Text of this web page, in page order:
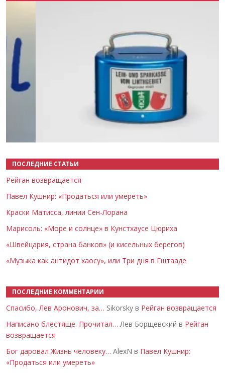
ПОСЛЕДНИЕ СТАТЬИ
Рейган возвращается
Павел Кушнир: «Продаться или умереть»
Краски Матисса, линии Сен-Лорана
Марисоль: «Море и солнце» в Кунстхаусе Цюриха
«Швейцария, страна банков» (и кисельных берегов)
«Музыка как антидот хаосу», или Три дня в Гштааде
ПОСЛЕДНИЕ КОММЕНТАРИИ
Спасибо, Лев Аронович, за… Sikorsky в Рейган возвращается
Написано блестяще. Прочитал… Лев Борщевский в Рейган
возвращается
Бог даровал Жизнь человеку… AlexN в Павел Кушнир:
«Продаться или умереть»